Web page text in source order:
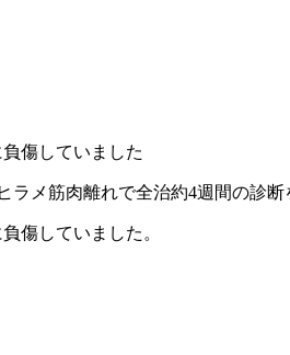
傷していました
ラメ筋肉離れで全治約4週間の診断
傷していました。